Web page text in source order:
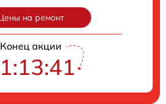
на ремонт
Конец акции